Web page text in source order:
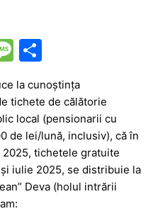
M
s
s
a
g
e
ar
ta
je
a
z
ă
la cunoştinţa
tichete de călătorie
local (pensionarii cu
de lei/lună, inclusiv), că în
tichetele gratuite
iulie 2025, se distribuie la
Deva (holul intrării